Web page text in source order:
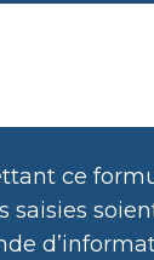
ce
saisies